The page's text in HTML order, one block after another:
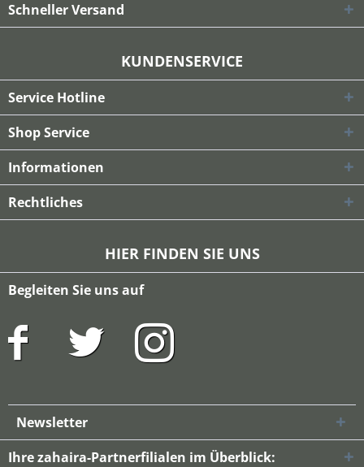
Schneller Versand
KUNDENSERVICE
Service Hotline
Shop Service
Informationen
Rechtliches
HIER FINDEN SIE UNS
Begleiten Sie uns auf
Newsletter
Ihre zahaira-Partnerfilialen im Überblick: